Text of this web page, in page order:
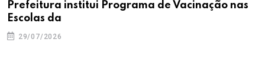
Prefeitura institui Programa de Vacinação nas
Escolas da
29/07/2026